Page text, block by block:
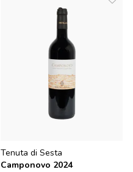
Tenuta di Sesta
Camponovo 2024